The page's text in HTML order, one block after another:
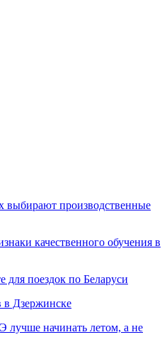
выбирают производственные
качественного обучения в
для поездок по Беларуси
в Дзержинске
начинать летом, а не